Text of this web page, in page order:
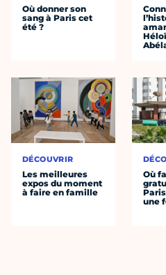
Où donner son
sang à Paris cet
été ?
DÉCOUVRIR
Les meilleures
expos du moment
à faire en famille
Où
une